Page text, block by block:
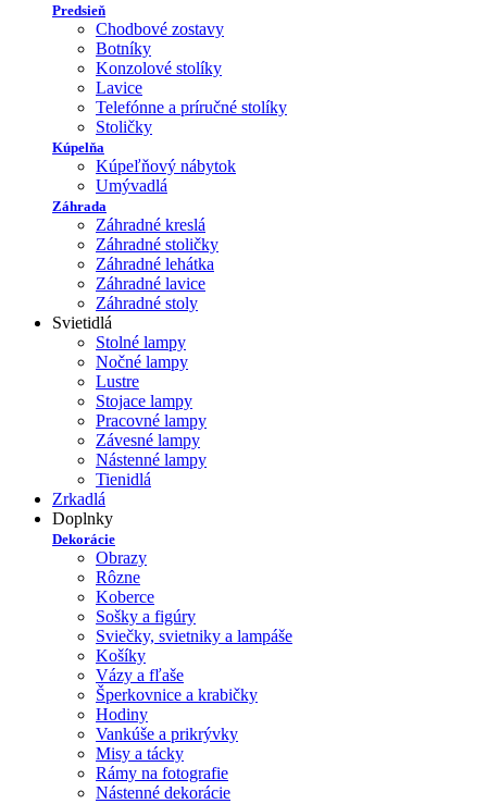
Predsieň
Chodbové zostavy
Botníky
Konzolové stolíky
Lavice
Telefónne a príručné stolíky
Stoličky
Kúpelňa
Kúpeľňový nábytok
Umývadlá
Záhrada
Záhradné kreslá
Záhradné stoličky
Záhradné lehátka
Záhradné lavice
Záhradné stoly
Svietidlá
Stolné lampy
Nočné lampy
Lustre
Stojace lampy
Pracovné lampy
Závesné lampy
Nástenné lampy
Tienidlá
Zrkadlá
Doplnky
Dekorácie
Obrazy
Rôzne
Koberce
Sošky a figúry
Sviečky, svietniky a lampáše
Košíky
Vázy a fľaše
Šperkovnice a krabičky
Hodiny
Vankúše a prikrývky
Misy a tácky
Rámy na fotografie
Nástenné dekorácie